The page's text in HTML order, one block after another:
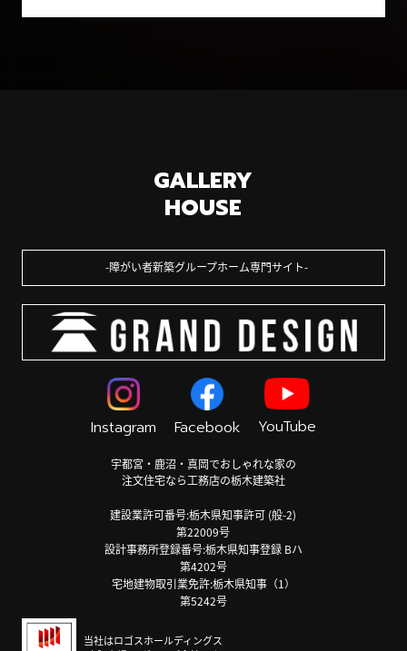
GALLERY
HOUSE
障がい者新築グループホーム専門サイト
Instagram Facebook YouTube
宇都宮・鹿沼・真岡でおしゃれな家の
注文住宅なら工務店の栃木建築社
建設業許可番号:栃木県知事許可 (般-2)
第22009号
設計事務所登録番号:栃木県知事登録 Bハ
第4202号
宅地建物取引業免許:栃木県知事（1）
第5242号
当社はロゴスホールディングス